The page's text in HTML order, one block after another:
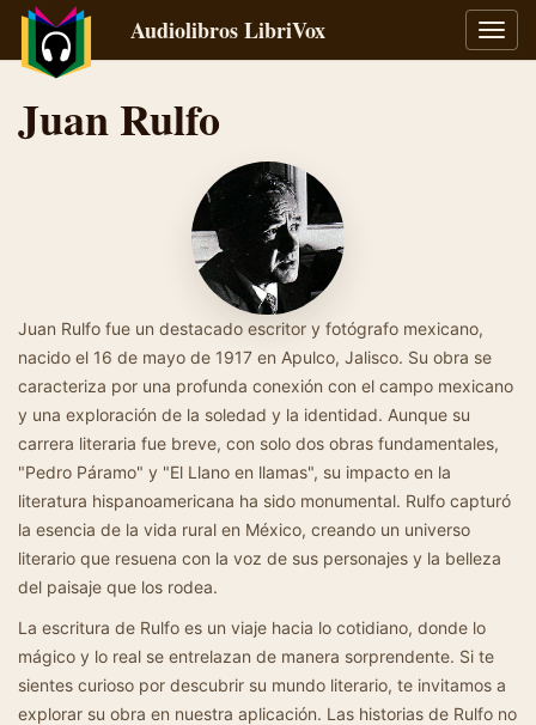
Audiolibros LibriVox
Juan Rulfo
Juan Rulfo fue un destacado escritor y fotógrafo mexicano,
nacido el 16 de mayo de 1917 en Apulco, Jalisco. Su obra se
caracteriza por una profunda conexión con el campo mexicano
y una exploración de la soledad y la identidad. Aunque su
carrera literaria fue breve, con solo dos obras fundamentales,
"Pedro Páramo" y "El Llano en llamas", su impacto en la
literatura hispanoamericana ha sido monumental. Rulfo capturó
la esencia de la vida rural en México, creando un universo
literario que resuena con la voz de sus personajes y la belleza
del paisaje que los rodea.
La escritura de Rulfo es un viaje hacia lo cotidiano, donde lo
mágico y lo real se entrelazan de manera sorprendente. Si te
sientes curioso por descubrir su mundo literario, te invitamos a
explorar su obra en nuestra aplicación. Las historias de Rulfo no